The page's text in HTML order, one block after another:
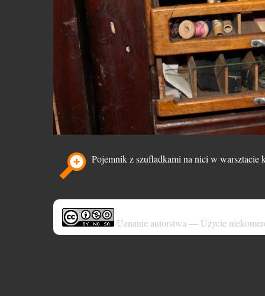
Pojemnik z szufladkami na nici w warsztacie
Uznanie autorstwa — Użycie